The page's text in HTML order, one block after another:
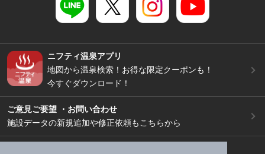
ニフティ温泉アプリ
地図から温泉検索！お得な限定クーポンも！
今すぐダウンロード！
ご意見ご要望 ・お問い合わせ
施設データの新規追加や修正依頼もこちらから